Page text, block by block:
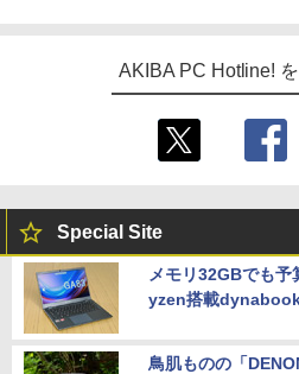
AKIBA PC Hotline!
Special Site
メモリ32GBでも
yzen搭載
鳥肌ものの「